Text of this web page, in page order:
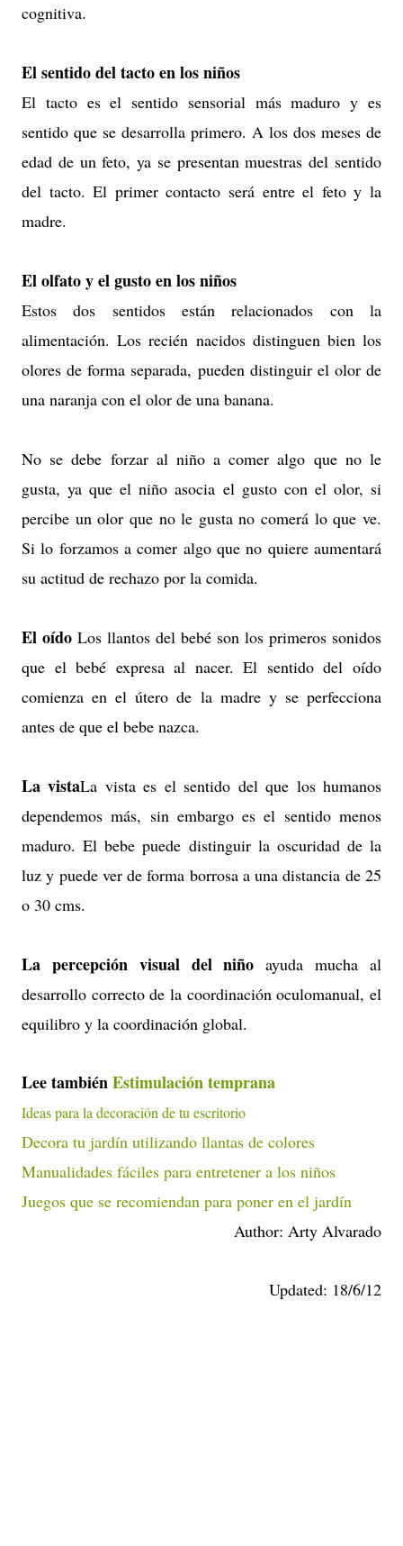
cognitiva.
El sentido del tacto en los niños
El tacto es el sentido sensorial más maduro y es
sentido que se desarrolla primero. A los dos meses de
edad de un feto, ya se presentan muestras del sentido
del tacto. El primer contacto será entre el feto y la
madre.
El olfato y el gusto en los niños
Estos dos sentidos están relacionados con la
alimentación. Los recién nacidos distinguen bien los
olores de forma separada, pueden distinguir el olor de
una naranja con el olor de una banana.
No se debe forzar al niño a comer algo que no le
gusta, ya que el niño asocia el gusto con el olor, si
percibe un olor que no le gusta no comerá lo que ve.
Si lo forzamos a comer algo que no quiere aumentará
su actitud de rechazo por la comida.
El oído Los llantos del bebé son los primeros sonidos
que el bebé expresa al nacer. El sentido del oído
comienza en el útero de la madre y se perfecciona
antes de que el bebe nazca.
La vistaLa vista es el sentido del que los humanos
dependemos más, sin embargo es el sentido menos
maduro. El bebe puede distinguir la oscuridad de la
luz y puede ver de forma borrosa a una distancia de 25
o 30 cms.
La percepción visual del niño ayuda mucha al
desarrollo correcto de la coordinación oculomanual, el
equilibro y la coordinación global.
Lee tambiénEstimulación temprana
Ideas para la decoración de tu escritorio
Decora tu jardín utilizando llantas de colores
Manualidades fáciles para entretener a los niños
Juegos que se recomiendan para poner en el jardín
Author: Arty Alvarado
Updated: 18/6/12